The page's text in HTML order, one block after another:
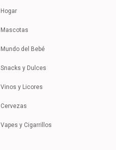
Hogar
Mascotas
Mundo del Bebé
Snacks y Dulces
Vinos y Licores
Cervezas
Vapes y Cigarrillos